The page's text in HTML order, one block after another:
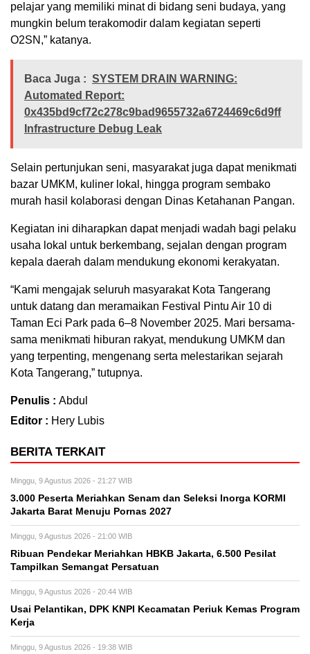
pelajar yang memiliki minat di bidang seni budaya, yang
mungkin belum terakomodir dalam kegiatan seperti
O2SN,” katanya.
Baca Juga : SYSTEM DRAIN WARNING:
Automated Report:
0x435bd9cf72c278c9bad9655732a6724469c6d9ff
Infrastructure Debug Leak
Selain pertunjukan seni, masyarakat juga dapat menikmati
bazar UMKM, kuliner lokal, hingga program sembako
murah hasil kolaborasi dengan Dinas Ketahanan Pangan.
Kegiatan ini diharapkan dapat menjadi wadah bagi pelaku
usaha lokal untuk berkembang, sejalan dengan program
kepala daerah dalam mendukung ekonomi kerakyatan.
“Kami mengajak seluruh masyarakat Kota Tangerang
untuk datang dan meramaikan Festival Pintu Air 10 di
Taman Eci Park pada 6–8 November 2025. Mari bersama-
sama menikmati hiburan rakyat, mendukung UMKM dan
yang terpenting, mengenang serta melestarikan sejarah
Kota Tangerang,” tutupnya.
Penulis : Abdul
Editor : Hery Lubis
BERITA TERKAIT
Minggu, 9 Agustus 2026 - 21:27 WIB
3.000 Peserta Meriahkan Senam dan Seleksi Inorga KORMI
Jakarta Barat Menuju Pornas 2027
Minggu, 9 Agustus 2026 - 21:00 WIB
Ribuan Pendekar Meriahkan HBKB Jakarta, 6.500 Pesilat
Tampilkan Semangat Persatuan
Minggu, 9 Agustus 2026 - 20:44 WIB
Usai Pelantikan, DPK KNPI Kecamatan Periuk Kemas Program
Kerja
Minggu, 9 Agustus 2026 - 19:38 WIB